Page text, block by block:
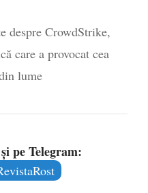
despre CrowdStrike,
care a provocat cea
lume
pe Telegram: